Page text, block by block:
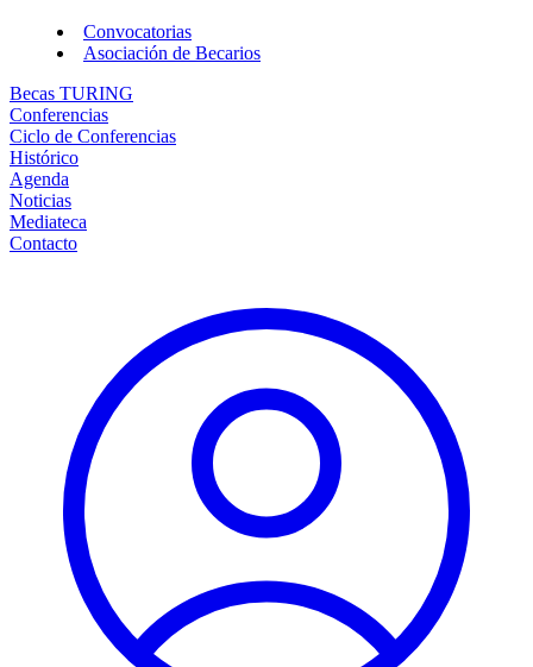
Convocatorias
Asociación de Becarios
Becas TURING
Conferencias
Ciclo de Conferencias
Histórico
Agenda
Noticias
Mediateca
Contacto